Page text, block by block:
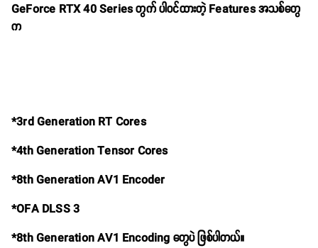
GeForce RTX 40 Series တွက် ပါဝင်ထားတဲ့ Features အသစ်တွေ
က
*3rd Generation RT Cores
*4th Generation Tensor Cores
*8th Generation AV1 Encoder
*OFA DLSS 3
*8th Generation AV1 Encoding တွေပဲ ဖြစ်ပါတယ်။